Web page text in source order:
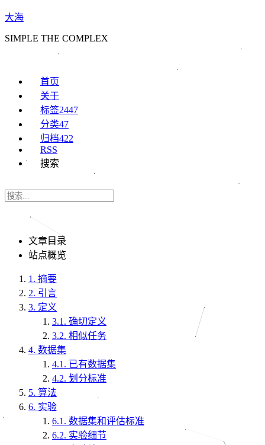
大海
SIMPLE THE COMPLEX
首页
关于
标签2447
分类47
归档422
RSS
搜索
文章目录
站点概览
1. 摘要
2. 引言
3. 定义
3.1. 确切定义
3.2. 相似任务
4. 数据集
4.1. 已有数据集
4.2. 划分标准
5. 算法
6. 实验
6.1. 数据集和评估标准
6.2. 实验细节